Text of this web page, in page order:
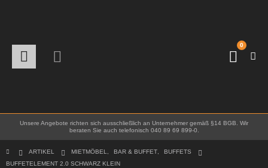
0
Unsere Angebote richten sich ausschließlich an Unternehmer gemäß §14 BGB. Wir
beraten Sie auch telefonisch 040 89 69 899-0.
ARTIKEL MIETMÖBEL BAR & BUFFET,
BUFFETS
BUFFETELEMENT 2.0 SCHWARZ KLEIN